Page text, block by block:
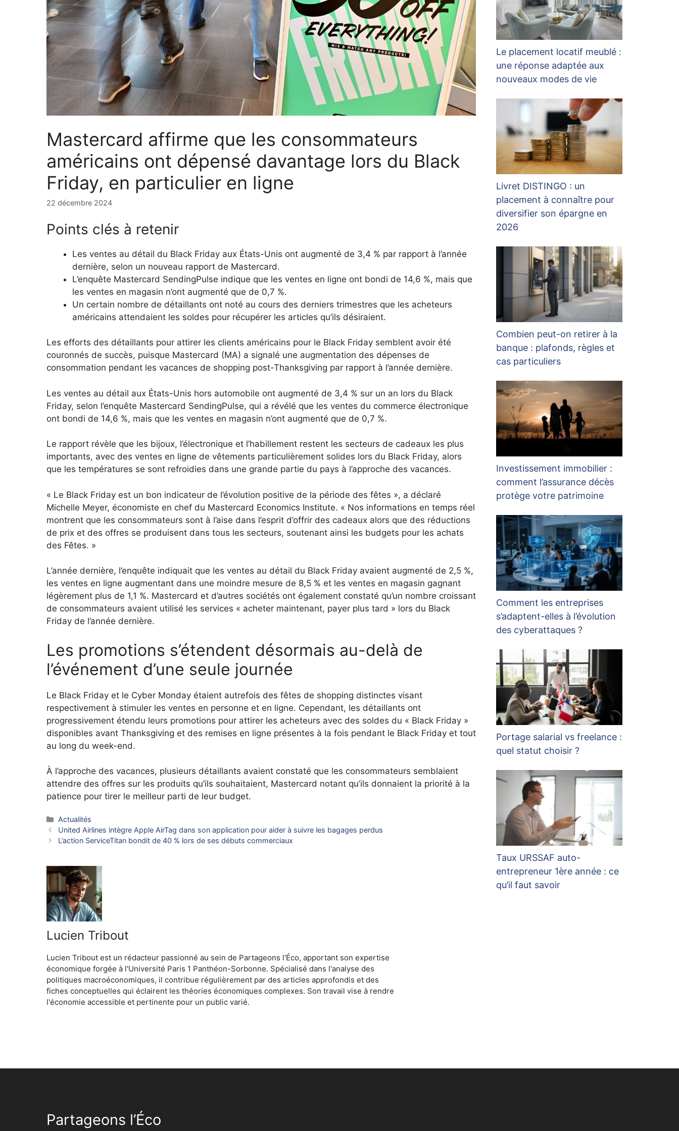
Mastercard affirme que les consommateurs
américains ont dépensé davantage lors du Black
Friday, en particulier en ligne
22 décembre 2024
Points clés à retenir
Les ventes au détail du Black Friday aux États-Unis ont augmenté de 3,4 % par rapport à l’année
dernière, selon un nouveau rapport de Mastercard.
L’enquête Mastercard SendingPulse indique que les ventes en ligne ont bondi de 14,6 %, mais que
les ventes en magasin n’ont augmenté que de 0,7 %.
Un certain nombre de détaillants ont noté au cours des derniers trimestres que les acheteurs
américains attendaient les soldes pour récupérer les articles qu’ils désiraient.
Les efforts des détaillants pour attirer les clients américains pour le Black Friday semblent avoir été
couronnés de succès, puisque Mastercard (MA) a signalé une augmentation des dépenses de
consommation pendant les vacances de shopping post-Thanksgiving par rapport à l’année dernière.
Les ventes au détail aux États-Unis hors automobile ont augmenté de 3,4 % sur un an lors du Black
Friday, selon l’enquête Mastercard SendingPulse, qui a révélé que les ventes du commerce électronique
ont bondi de 14,6 %, mais que les ventes en magasin n’ont augmenté que de 0,7 %.
Le rapport révèle que les bijoux, l’électronique et l’habillement restent les secteurs de cadeaux les plus
importants, avec des ventes en ligne de vêtements particulièrement solides lors du Black Friday, alors
que les températures se sont refroidies dans une grande partie du pays à l’approche des vacances.
« Le Black Friday est un bon indicateur de l’évolution positive de la période des fêtes », a déclaré
Michelle Meyer, économiste en chef du Mastercard Economics Institute. « Nos informations en temps réel
montrent que les consommateurs sont à l’aise dans l’esprit d’offrir des cadeaux alors que des réductions
de prix et des offres se produisent dans tous les secteurs, soutenant ainsi les budgets pour les achats
des Fêtes. »
L’année dernière, l’enquête indiquait que les ventes au détail du Black Friday avaient augmenté de 2,5 %,
les ventes en ligne augmentant dans une moindre mesure de 8,5 % et les ventes en magasin gagnant
légèrement plus de 1,1 %. Mastercard et d’autres sociétés ont également constaté qu’un nombre croissant
de consommateurs avaient utilisé les services « acheter maintenant, payer plus tard » lors du Black
Friday de l’année dernière.
Les promotions s’étendent désormais au-delà de
l’événement d’une seule journée
Le Black Friday et le Cyber ​​Monday étaient autrefois des fêtes de shopping distinctes visant
respectivement à stimuler les ventes en personne et en ligne. Cependant, les détaillants ont
progressivement étendu leurs promotions pour attirer les acheteurs avec des soldes du « Black Friday »
disponibles avant Thanksgiving et des remises en ligne présentes à la fois pendant le Black Friday et tout
au long du week-end.
À l’approche des vacances, plusieurs détaillants avaient constaté que les consommateurs semblaient
attendre des offres sur les produits qu’ils souhaitaient, Mastercard notant qu’ils donnaient la priorité à la
patience pour tirer le meilleur parti de leur budget.
Catégories
Actualités
United Airlines intègre Apple AirTag dans son application pour aider à suivre les bagages perdus
L’action ServiceTitan bondit de 40 % lors de ses débuts commerciaux
Lucien Tribout
Lucien Tribout est un rédacteur passionné au sein de Partageons l'Éco, apportant son expertise
économique forgée à l'Université Paris 1 Panthéon-Sorbonne. Spécialisé dans l'analyse des
politiques macroéconomiques, il contribue régulièrement par des articles approfondis et des
fiches conceptuelles qui éclairent les théories économiques complexes. Son travail vise à rendre
l'économie accessible et pertinente pour un public varié.
Le placement locatif meublé :
une réponse adaptée aux
nouveaux modes de vie
Livret DISTINGO : un
placement à connaître pour
diversifier son épargne en
2026
Combien peut-on retirer à la
banque : plafonds, règles et
cas particuliers
Investissement immobilier :
comment l’assurance décès
protège votre patrimoine
Comment les entreprises
s’adaptent-elles à l’évolution
des cyberattaques ?
Portage salarial vs freelance :
quel statut choisir ?
Taux URSSAF auto-
entrepreneur 1ère année : ce
qu’il faut savoir
Partageons l’Éco